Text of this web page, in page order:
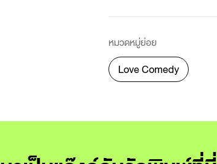
หมวดหมู่ย่อย
Love Comedy